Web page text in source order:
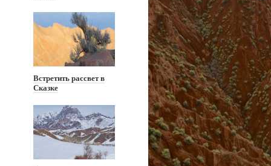
Встретить рассвет в
Сказке